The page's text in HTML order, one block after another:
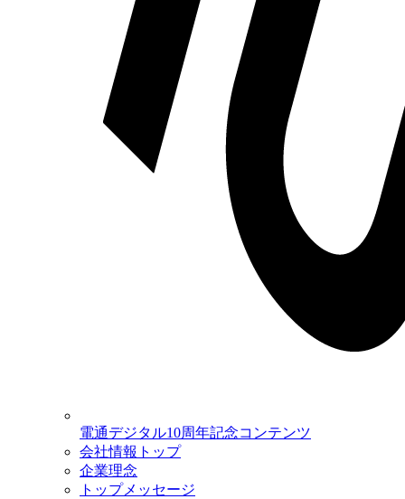
電通デジタル10周年記念コンテンツ
会社情報トップ
企業理念
トップメッセージ